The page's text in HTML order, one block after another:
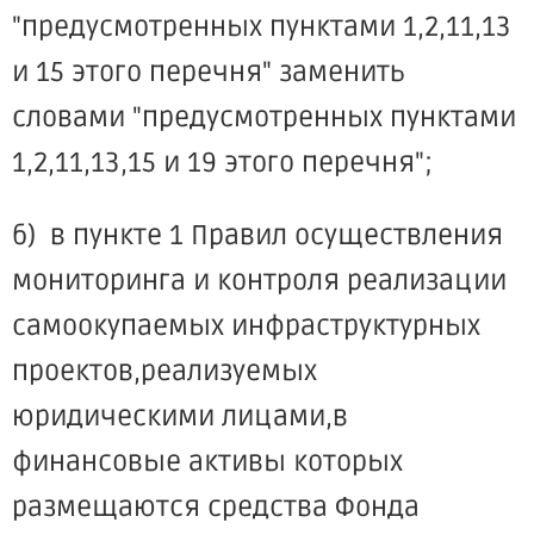
"предусмотренных пунктами 1,2,11,13
и 15 этого перечня" заменить
словами "предусмотренных пунктами
1,2,11,13,15 и 19 этого перечня";
б) в пункте 1 Правил осуществления
мониторинга и контроля реализации
самоокупаемых инфраструктурных
проектов,реализуемых
юридическими лицами,в
финансовые активы которых
размещаются средства Фонда